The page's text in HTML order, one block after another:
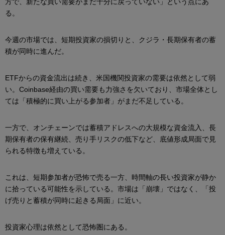
方で、新たな買い需要がまだ十分に戻っていない」という点にあ
る。
今週の市場では、短期投資家の損切りと、クジラ・長期保有者の蓄
積が同時に進んだ。
ETFからの資金流出は続き、米国機関投資家の需要は依然として弱
い。Coinbase経由の買い需要も力強さを欠いており、市場全体とし
ては「積極的に買い上がる参加者」がまだ不足している。
一方で、オンチェーンでは蓄積アドレスへの大規模な資金流入、長
期保有者の保有継続、売り手リスクの低下など、底値形成局面で見
られる特徴も増えている。
これは、短期参加者が恐怖で売る一方、時間軸の長い投資家が静か
に拾っている可能性を示している。市場は「崩壊」ではなく、「投
げ売りと蓄積が同時に起きる局面」に近い。
投資家心理は依然として恐怖圏にある。